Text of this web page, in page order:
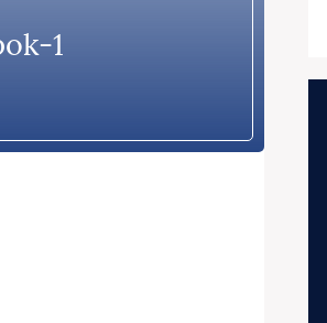
1